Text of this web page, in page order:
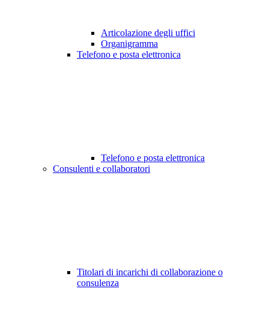
Articolazione degli uffici
Organigramma
Telefono e posta elettronica
Telefono e posta elettronica
Consulenti e collaboratori
Titolari di incarichi di collaborazione o
consulenza